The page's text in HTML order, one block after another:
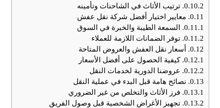
0.10.2. ترتيب الأثاث في الشاحنات وتأمينه
0.11. معايير اختيار أفضل شركة نقل عفش
0.11.1. السمعة الطيبة والخبرة في السوق
0.11.2. توفر الضمانات اللازمة للعملاء
0.12. أسعار نقل العفش والعروض المتاحة
0.12.1. كيفية الحصول على أفضل الأسعار
0.12.2. عروضنا الدورية لخدمات النقل
0.13. نصائح هامة قبل البدء في عملية النقل
0.13.1. فرز الأثاث والتخلص من غير الضروري
0.13.2. تجهيز الأغراض الشخصية قبل وصول الفريق